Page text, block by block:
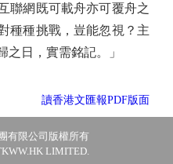
聯網既可載舟亦可覆舟之
種種挑戰，豈能忽視？主
之日，實需銘記。」
讀香港文匯報PDF版面
有限公司版權所有
LIMITED.